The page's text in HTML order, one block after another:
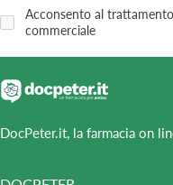
Acconsento al
commerciale
DocPeter.it, la farmacia on